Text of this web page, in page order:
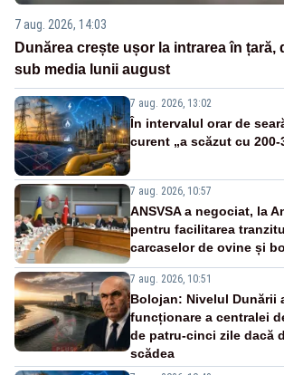
7 aug. 2026, 14:03
Dunărea crește ușor la intrarea în țară,
sub media lunii august
7 aug. 2026, 13:02
În intervalul orar de
curent „a scăzut cu 200-
7 aug. 2026, 10:57
ANSVSA a negociat, la
pentru facilitarea
carcaselor de ovine și
7 aug. 2026, 10:51
Bolojan: Nivelul Dunării
funcționare a centralei
de patru-cinci zile dacă
scădea